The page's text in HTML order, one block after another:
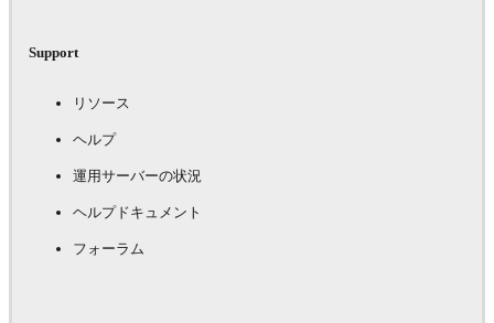
Support
リソース
ヘルプ
運用サーバーの状況
ヘルプドキュメント
フォーラム